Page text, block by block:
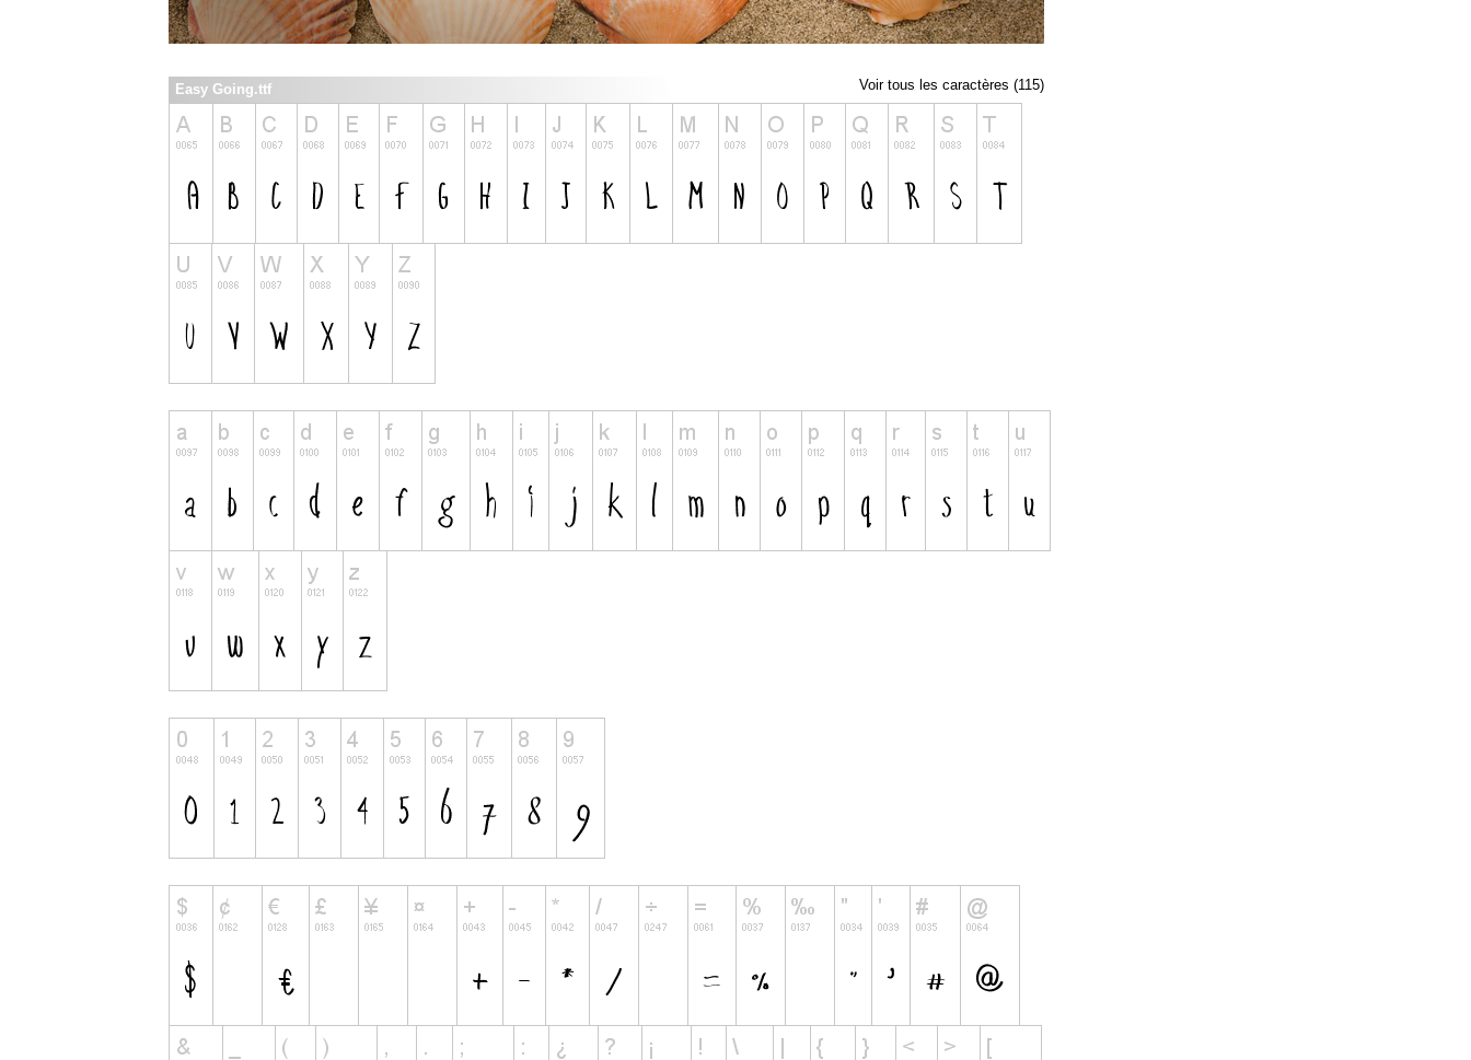
Voir tous les caractères (115)
Easy Going.ttf